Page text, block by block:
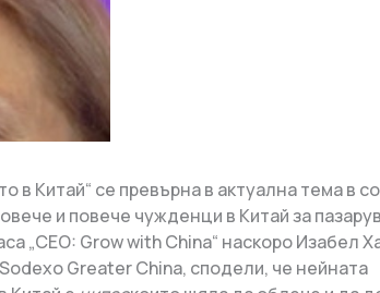
в Китай“ се превърна в актуална тема в
и повече чужденци в Китай за
„CEO: Grow with China“ наскоро Изабел
Greater China, сподели, че нейната